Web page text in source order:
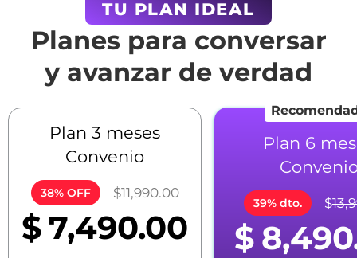
TU PLAN IDEAL
Planes para conversar
y avanzar de verdad
Plan 3 meses
Convenio
38% OFF $11,990.00
$ 7,490.00
Plan 6
39% dto. $
$